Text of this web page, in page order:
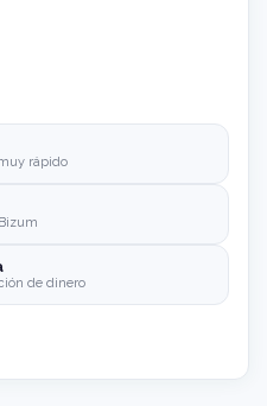
rápido
de dinero